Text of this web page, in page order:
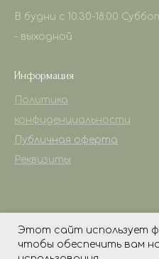
В будни с 10.30-18.00
- выходной
Информация
Политика
конфиденциальности
Публичная оферта
Реквизиты
Этот сайт использует
чтобы обеспечить вам